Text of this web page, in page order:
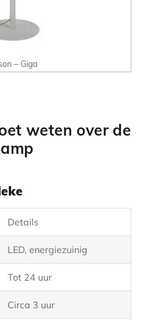
– Giga
weten over de
Details
LED, energiezuinig
Tot 24 uur
Circa 3 uur